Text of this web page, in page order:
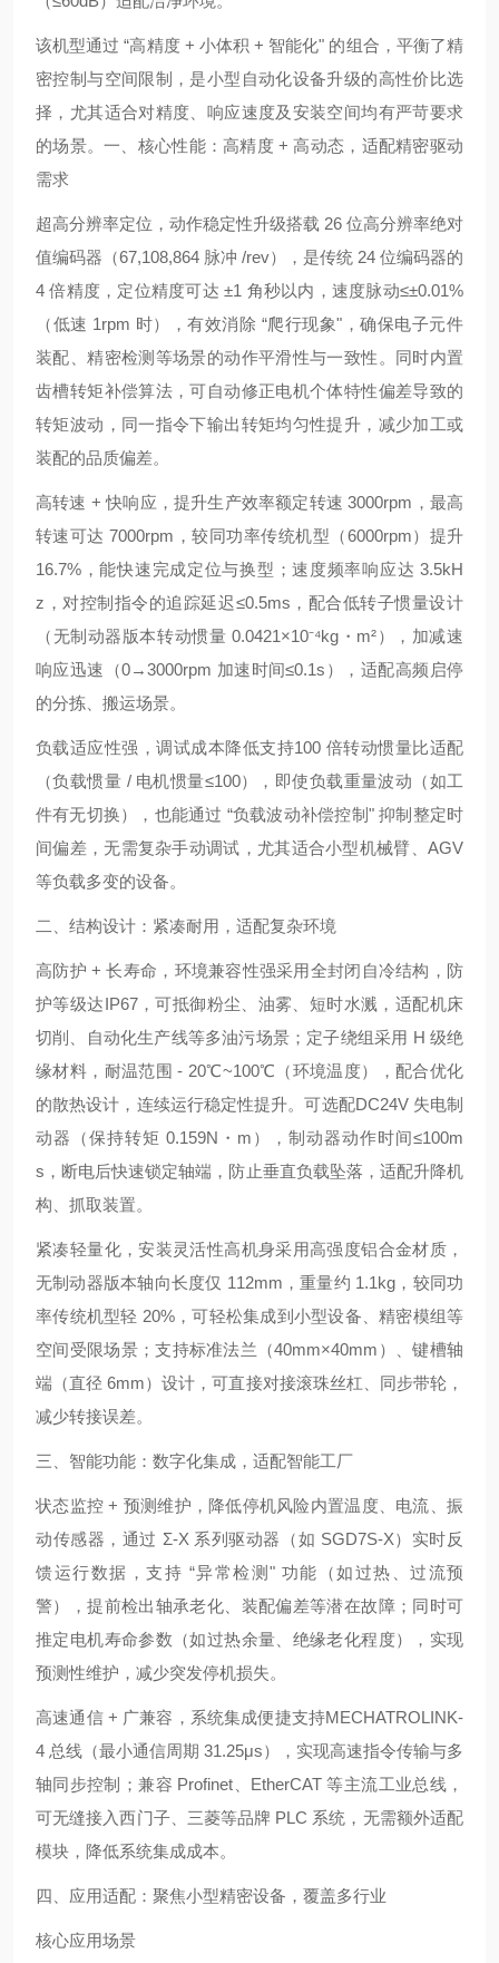
该机型通过 “高精度 + 小体积 + 智能化" 的组合，平衡了精
密控制与空间限制，是小型自动化设备升级的高性价比选
择，尤其适合对精度、响应速度及安装空间均有严苛要求
的场景。一、核心性能：高精度 + 高动态，适配精密驱动
需求
超高分辨率定位，动作稳定性升级搭载 26 位高分辨率绝对
值编码器（67,108,864 脉冲 /rev），是传统 24 位编码器的
4 倍精度，定位精度可达 ±1 角秒以内，速度脉动≤±0.01%
（低速 1rpm 时），有效消除 “爬行现象"，确保电子元件
装配、精密检测等场景的动作平滑性与一致性。同时内置
齿槽转矩补偿算法，可自动修正电机个体特性偏差导致的
转矩波动，同一指令下输出转矩均匀性提升，减少加工或
装配的品质偏差。
高转速 + 快响应，提升生产效率额定转速 3000rpm，最高
转速可达 7000rpm，较同功率传统机型（6000rpm）提升
16.7%，能快速完成定位与换型；速度频率响应达 3.5kH
z，对控制指令的追踪延迟≤0.5ms，配合低转子惯量设计
（无制动器版本转动惯量 0.0421×10⁻⁴kg・m²），加减速
响应迅速（0→3000rpm 加速时间≤0.1s），适配高频启停
的分拣、搬运场景。
负载适应性强，调试成本降低支持100 倍转动惯量比适配
（负载惯量 / 电机惯量≤100），即使负载重量波动（如工
件有无切换），也能通过 “负载波动补偿控制" 抑制整定时
间偏差，无需复杂手动调试，尤其适合小型机械臂、AGV
等负载多变的设备。
二、结构设计：紧凑耐用，适配复杂环境
高防护 + 长寿命，环境兼容性强采用全封闭自冷结构，防
护等级达IP67，可抵御粉尘、油雾、短时水溅，适配机床
切削、自动化生产线等多油污场景；定子绕组采用 H 级绝
缘材料，耐温范围 - 20℃~100℃（环境温度），配合优化
的散热设计，连续运行稳定性提升。可选配DC24V 失电制
动器（保持转矩 0.159N・m），制动器动作时间≤100m
s，断电后快速锁定轴端，防止垂直负载坠落，适配升降机
构、抓取装置。
紧凑轻量化，安装灵活性高机身采用高强度铝合金材质，
无制动器版本轴向长度仅 112mm，重量约 1.1kg，较同功
率传统机型轻 20%，可轻松集成到小型设备、精密模组等
空间受限场景；支持标准法兰（40mm×40mm）、键槽轴
端（直径 6mm）设计，可直接对接滚珠丝杠、同步带轮，
减少转接误差。
三、智能功能：数字化集成，适配智能工厂
状态监控 + 预测维护，降低停机风险内置温度、电流、振
动传感器，通过 Σ-X 系列驱动器（如 SGD7S-X）实时反
馈运行数据，支持 “异常检测" 功能（如过热、过流预
警），提前检出轴承老化、装配偏差等潜在故障；同时可
推定电机寿命参数（如过热余量、绝缘老化程度），实现
预测性维护，减少突发停机损失。
高速通信 + 广兼容，系统集成便捷支持MECHATROLINK-
4 总线（最小通信周期 31.25μs），实现高速指令传输与多
轴同步控制；兼容 Profinet、EtherCAT 等主流工业总线，
可无缝接入西门子、三菱等品牌 PLC 系统，无需额外适配
模块，降低系统集成成本。
四、应用适配：聚焦小型精密设备，覆盖多行业
核心应用场景